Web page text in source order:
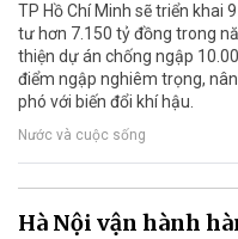
TP Hồ Chí Minh sẽ triển khai
tư hơn 7.150 tỷ đồng trong
thiện dự án chống ngập
điểm ngập nghiêm trọng,
phó với biến đổi khí hậu.
Nước và cuộc sống
Hà Nội vận hành